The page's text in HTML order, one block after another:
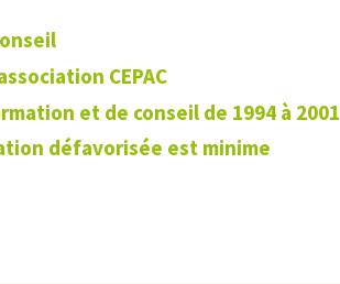
CEPAC
et de conseil de 1994 à 2001
défavorisée est minime